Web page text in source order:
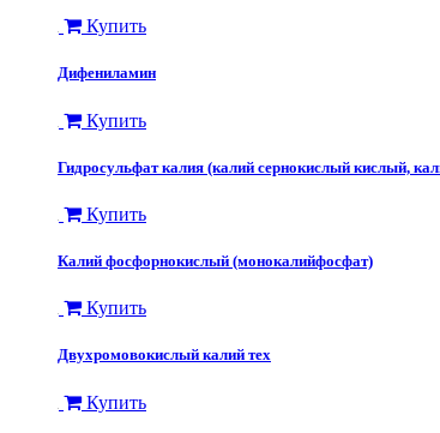
Купить
Дифениламин
Купить
Гидросульфат калия (калий сернокислый кислый,
Купить
Калий фосфорнокислый (монокалийфосфат)
Купить
Двухромовокислый калий тех
Купить